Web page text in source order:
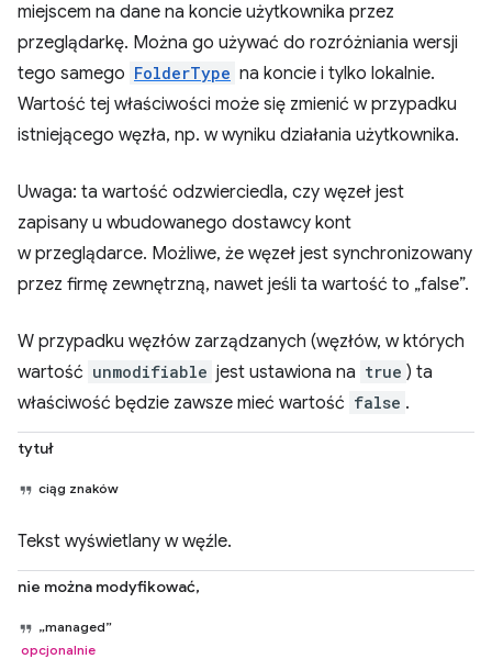
miejscem na dane na koncie użytkownika przez
przeglądarkę. Można go używać do rozróżniania wersji
tego samego FolderType na koncie i tylko lokalnie.
Wartość tej właściwości może się zmienić w przypadku
istniejącego węzła, np. w wyniku działania użytkownika.
Uwaga: ta wartość odzwierciedla, czy węzeł jest
zapisany u wbudowanego dostawcy kont
w przeglądarce. Możliwe, że węzeł jest synchronizowany
przez firmę zewnętrzną, nawet jeśli ta wartość to „false”.
W przypadku węzłów zarządzanych (węzłów, w których
wartość unmodifiable jest ustawiona na true ) ta
właściwość będzie zawsze mieć wartość false .
tytuł
ciąg znaków
Tekst wyświetlany w węźle.
nie można modyfikować,
„managed”
opcjonalnie